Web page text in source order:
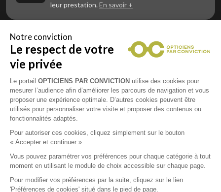
leur prestation.En savoir +
Vous êtes un professionnel de la vue et
vous souhaitez nous rejoindre ?
Contactez Alliance Optic, la centrale d’achats et
d’accompagnement des opticiens indépendants
Notre conviction
Le respect de votre
vie privée
Le portail OPTICIENS PAR CONVICTION utilise des cookies pour
mesurer l’audience afin d’améliorer les parcours de navigation et vous
proposer une expérience optimale. D’autres cookies peuvent être
utilisés pour personnaliser votre visite et proposer des contenus ou
fonctionnalités adaptés.
Pour autoriser ces cookies, cliquez simplement sur le bouton
« Accepter et continuer ».
Vous pouvez paramétrer vos préférences pour chaque catégorie à tout
moment en utilisant le module de choix accessible sur chaque page.
Pour modifier vos préférences par la suite, cliquez sur le lien
'Préférences de cookies' situé dans le pied de page.